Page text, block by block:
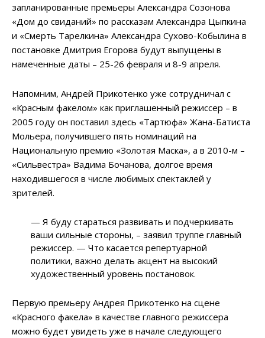
запланированные премьеры Александра Созонова
«Дом до свиданий» по рассказам Александра Цыпкина
и «Смерть Тарелкина» Александра Сухово-Кобылина в
постановке Дмитрия Егорова будут выпущены в
намеченные даты – 25-26 февраля и 8-9 апреля.
Напомним, Андрей Прикотенко уже сотрудничал с
«Красным факелом» как приглашенный режиссер – в
2005 году он поставил здесь «Тартюфа» Жана-Батиста
Мольера, получившего пять номинаций на
Национальную премию «Золотая Маска», а в 2010-м –
«Сильвестра» Вадима Бочанова, долгое время
находившегося в числе любимых спектаклей у
зрителей.
— Я буду стараться развивать и подчеркивать
ваши сильные стороны, – заявил труппе главный
режиссер. — Что касается репертуарной
политики, важно делать акцент на высокий
художественный уровень постановок.
Первую премьеру Андрея Прикотенко на сцене
«Красного факела» в качестве главного режиссера
можно будет увидеть уже в начале следующего